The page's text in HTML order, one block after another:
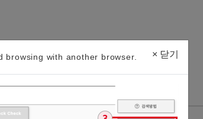
with another browser. × 닫기